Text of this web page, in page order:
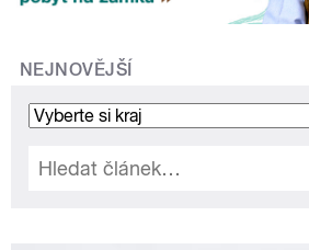
NEJNOVĚJŠÍ